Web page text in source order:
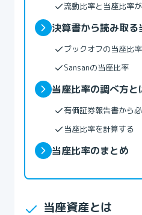
流動比率と当座比率
決算書から読み取る
ブックオフの当座比率
Sansanの当座比率
当座比率の調べ方と
有価証券報告書から
当座比率を計算する
当座比率のまとめ
当座資産とは